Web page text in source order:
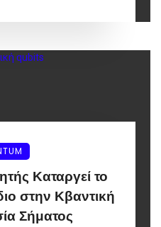
Καταργεί το
στην Κβαντική
Σήματος